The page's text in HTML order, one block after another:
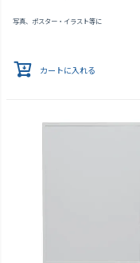
写真、ポスター・イラスト等に
カートに入れる